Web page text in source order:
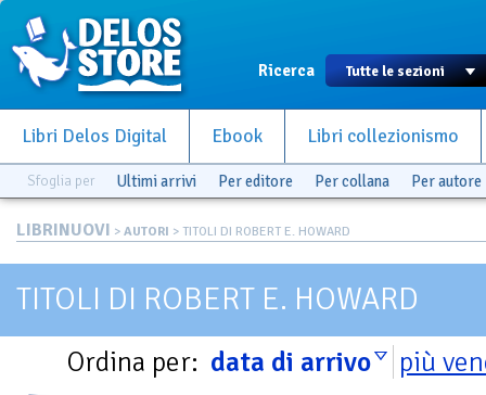
Ricerca
Libri Delos Digital Ebook Libri collezionismo
Sfoglia per Ultimi arrivi Per editore Per collana Per autore
LIBRINUOVI > AUTORI > TITOLI DI ROBERT E. HOWARD
TITOLI DI ROBERT E. HOWARD
Ordina per: data di arrivo più